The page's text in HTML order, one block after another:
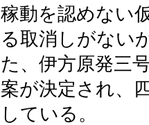
稼動を認めない
る取消しがない
た、伊方原発三
案が決定され、
している。